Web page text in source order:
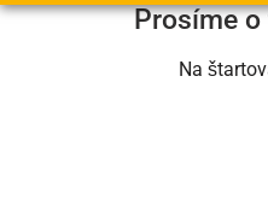
Prosíme
Na